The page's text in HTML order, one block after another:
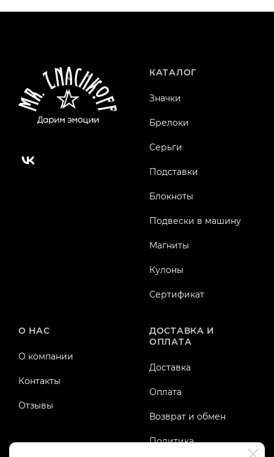
КАТАЛОГ
Значки
Брелоки
Серьги
Подставки
Блокноты
Подвески в машину
Магниты
Кулоны
Сертификат
О НАС
О компании
Контакты
Отзывы
ДОСТАВКА И
ОПЛАТА
Доставка
Оплата
Возврат и обмен
Политика
конфиденциальности